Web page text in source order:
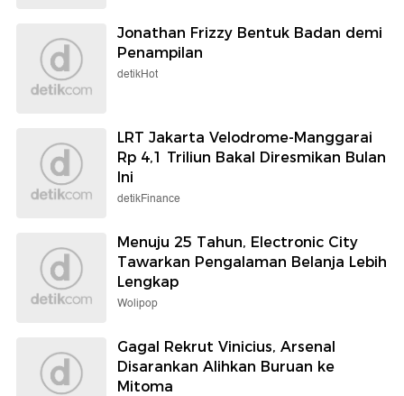
Jonathan Frizzy Bentuk Badan demi
Penampilan
detikHot
LRT Jakarta Velodrome-Manggarai
Rp 4,1 Triliun Bakal Diresmikan Bulan
Ini
detikFinance
Menuju 25 Tahun, Electronic City
Tawarkan Pengalaman Belanja Lebih
Lengkap
Wolipop
Gagal Rekrut Vinicius, Arsenal
Disarankan Alihkan Buruan ke
Mitoma